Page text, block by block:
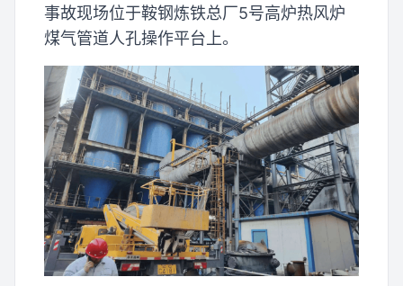
事故现场位于鞍钢炼铁总厂5号高炉热风炉
煤气管道人孔操作平台上。